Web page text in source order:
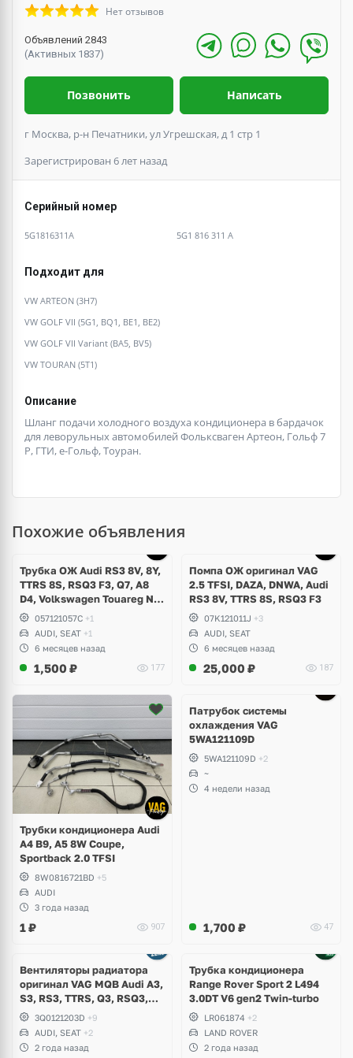
Нет отзывов
Объявлений 2843
(Активных 1837)
Позвонить Написать
г Москва, р-н Печатники, ул Угрешская, д 1 стр 1
Зарегистрирован 6 лет назад
Серийный номер
5G1816311A 5G1 816 311 A
Подходит для
VW ARTEON (3H7)
VW GOLF VII (5G1, BQ1, BE1, BE2)
VW GOLF VII Variant (BA5, BV5)
VW TOURAN (5T1)
Описание
Шланг подачи холодного воздуха кондиционера в бардачок
для леворульных автомобилей Фольксваген Артеон, Гольф 7
Р, ГТИ, е-Гольф, Тоуран.
Похожие объявления
Трубка ОЖ Audi RS3 8V, 8Y,
TTRS 8S, RSQ3 F3, Q7, A8
D4, Volkswagen Touareg NF,
Seat Formentor Cupra 2.5
TFSI DAZA, DNWA, CZGB
057121057C +1
AUDI, SEAT +1
6 месяцев назад
1,500 ₽ 177
Помпа ОЖ оригинал VAG
2.5 TFSI, DAZA, DNWA, Audi
RS3 8V, TTRS 8S, RSQ3 F3
07K121011J +3
AUDI, SEAT
6 месяцев назад
25,000 ₽ 187
Трубки кондиционера Audi
A4 B9, A5 8W Coupe,
Sportback 2.0 TFSI
8W0816721BD +5
AUDI
3 года назад
1₽ 907
Патрубок системы
охлаждения VAG
5WA121109D
5WA121109D +2
~
4 недели назад
1,700 ₽ 47
Вентиляторы радиатора
оригинал VAG MQB Audi A3,
S3, RS3, TTRS, Q3, RSQ3,
Volkswagen Tiguan 2,
Allspace, Arteon, Passat B8,
Multivan, Transporter T6,
Skoda Kodiaq, Karoq,
3Q0121203D +9
AUDI, SEAT +2
2 года назад
Трубка кондиционера
Range Rover Sport 2 L494
3.0DT V6 gen2 Twin-turbo
LR061874 +2
LAND ROVER
2 года назад